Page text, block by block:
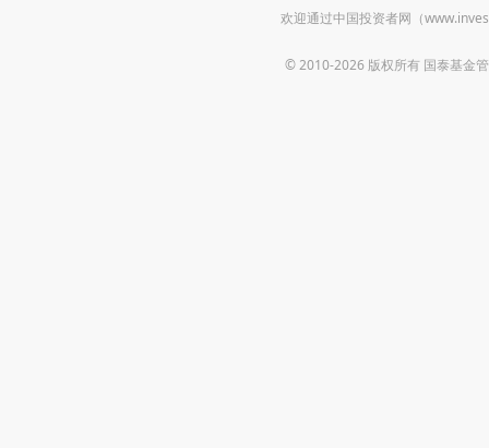
欢迎通过中国投资者网（
© 2010-2026 版权所有 国泰基金